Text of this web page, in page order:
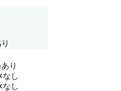
り
なし
なし